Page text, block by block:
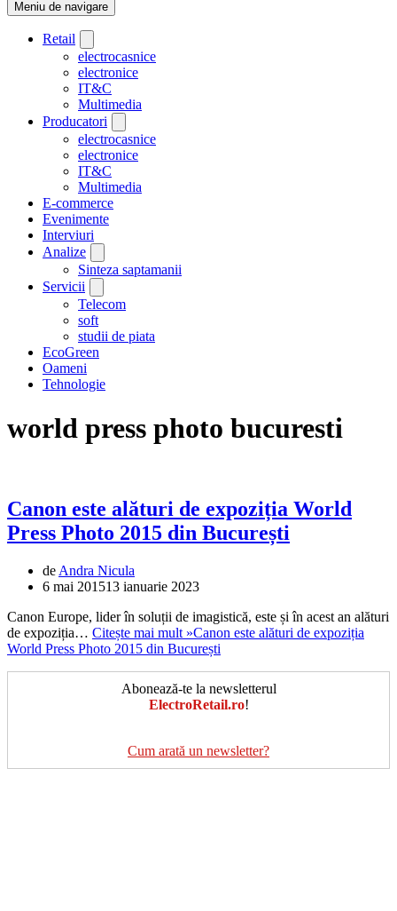
Meniu de navigare
Retail
electrocasnice
electronice
IT&C
Multimedia
Producatori
electrocasnice
electronice
IT&C
Multimedia
E-commerce
Evenimente
Interviuri
Analize
Sinteza saptamanii
Servicii
Telecom
soft
studii de piata
EcoGreen
Oameni
Tehnologie
world press photo bucuresti
Canon este alături de expoziția World
Press Photo 2015 din București
de Andra Nicula
6 mai 201513 ianuarie 2023
Canon Europe, lider în soluții de imagistică, este și în acest an alături
de expoziția… Citește mai mult »Canon este alături de expoziția
World Press Photo 2015 din București
Abonează-te la newsletterul
ElectroRetail.ro!
Cum arată un newsletter?